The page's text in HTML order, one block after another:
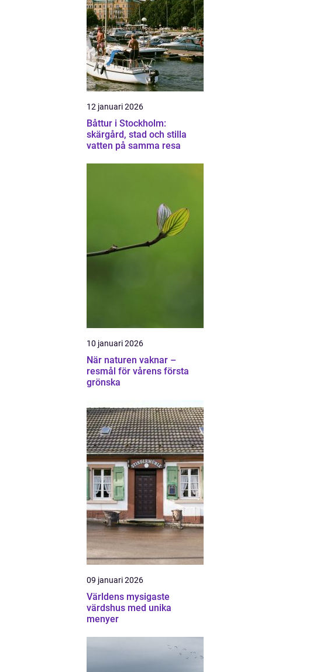
12 januari 2026
Båttur i Stockholm:
skärgård, stad och stilla
vatten på samma resa
10 januari 2026
När naturen vaknar –
resmål för vårens första
grönska
09 januari 2026
Världens mysigaste
värdshus med unika
menyer